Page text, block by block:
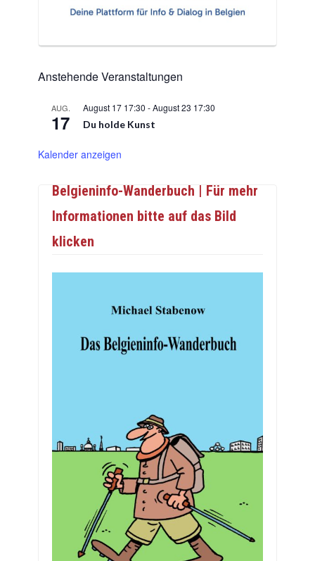
Anstehende Veranstaltungen
AUG.
17
August 17 17:30 -August 23 17:30
Du holde Kunst
Kalender anzeigen
Belgieninfo-Wanderbuch | Für mehr
Informationen bitte auf das Bild
klicken